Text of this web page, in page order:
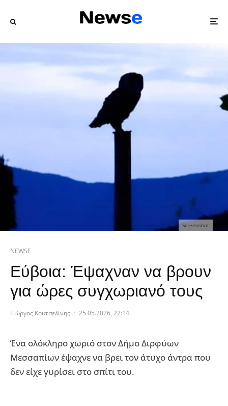
Screenshot
NEWSE
Εύβοια: Έψαχναν να βρουν
για ώρες συγχωριανό τους
Γιώργος Κουτσελίνης · 25.05.2026, 22:14
Ένα ολόκληρο χωριό στον Δήμο Διρφύων
Μεσσαπίων έψαχνε να βρει τον άτυχο άντρα που
δεν είχε γυρίσει στο σπίτι του.